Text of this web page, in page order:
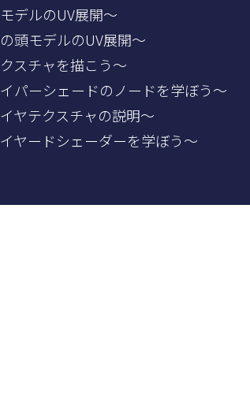
デルのUV展開～
頭モデルのUV展開～
スチャを描こう～
パーシェードのノードを学ぼう～
ヤテクスチャの説明～
ヤードシェーダーを学ぼう～